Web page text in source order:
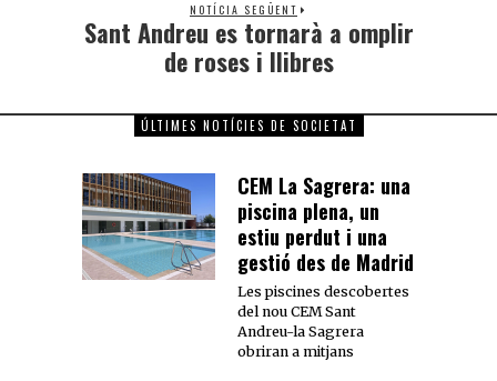
NOTÍCIA SEGÜENT
Sant Andreu es tornarà a omplir
de roses i llibres
ÚLTIMES NOTÍCIES DE SOCIETAT
CEM La Sagrera: una
piscina plena, un
estiu perdut i una
gestió des de Madrid
Les piscines descobertes
del nou CEM Sant
Andreu-la Sagrera
obriran a mitjans